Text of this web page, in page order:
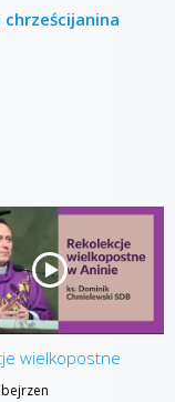
wielkopostne